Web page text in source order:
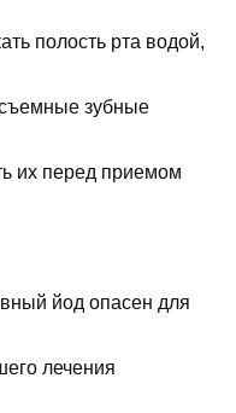
полость рта водой,
зубные
их перед приемом
йод опасен для
лечения